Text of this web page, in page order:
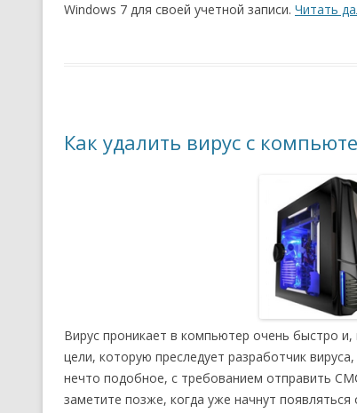
Windows 7 для своей учетной записи. Читать
Как удалить вирус с
Вирус проникает в компьютер очень быстро
цели, которую преследует разработчик
нечто подобное, с требованием отправить
заметите позже, когда уже начнут